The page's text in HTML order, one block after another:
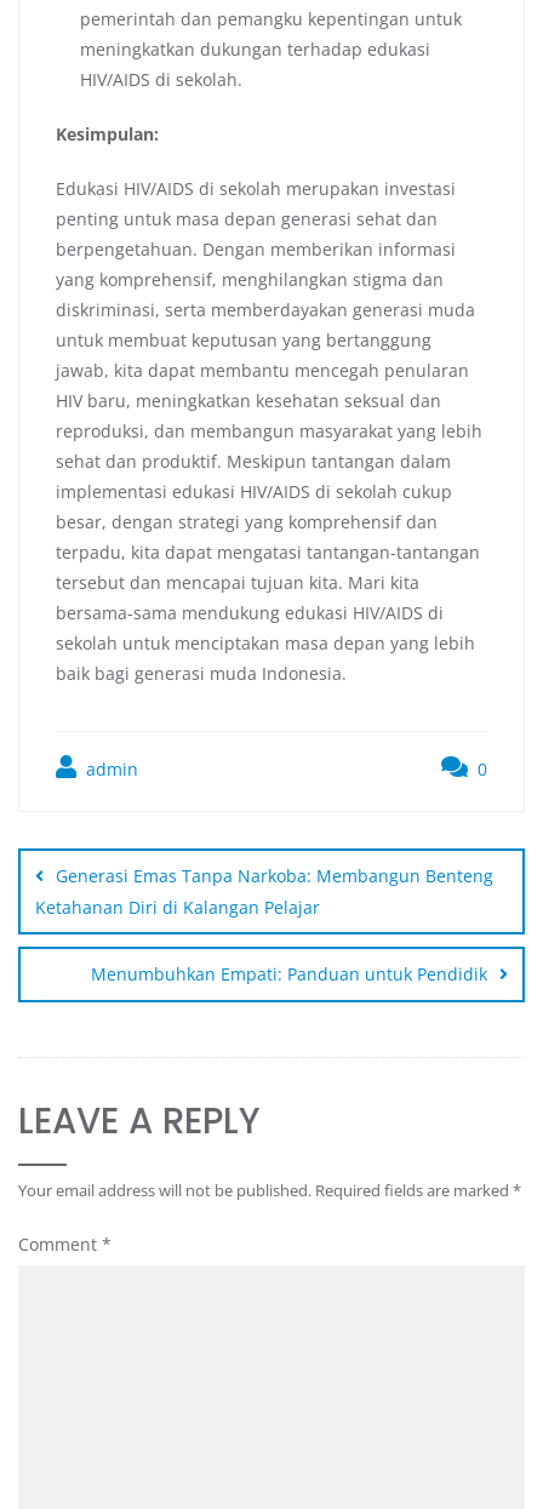
pemerintah dan pemangku kepentingan untuk
meningkatkan dukungan terhadap edukasi
HIV/AIDS di sekolah.
Kesimpulan:
Edukasi HIV/AIDS di sekolah merupakan investasi
penting untuk masa depan generasi sehat dan
berpengetahuan. Dengan memberikan informasi
yang komprehensif, menghilangkan stigma dan
diskriminasi, serta memberdayakan generasi muda
untuk membuat keputusan yang bertanggung
jawab, kita dapat membantu mencegah penularan
HIV baru, meningkatkan kesehatan seksual dan
reproduksi, dan membangun masyarakat yang lebih
sehat dan produktif. Meskipun tantangan dalam
implementasi edukasi HIV/AIDS di sekolah cukup
besar, dengan strategi yang komprehensif dan
terpadu, kita dapat mengatasi tantangan-tantangan
tersebut dan mencapai tujuan kita. Mari kita
bersama-sama mendukung edukasi HIV/AIDS di
sekolah untuk menciptakan masa depan yang lebih
baik bagi generasi muda Indonesia.
admin 0
Generasi Emas Tanpa Narkoba: Membangun Benteng
Ketahanan Diri di Kalangan Pelajar
Menumbuhkan Empati: Panduan untuk Pendidik
LEAVE A REPLY
Your email address will not be published. Required fields are marked *
Comment *